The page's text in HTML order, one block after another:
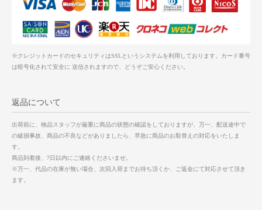
※クレジットカードのセキュリティはSSLというシステムを利用しております。カード番号
は暗号化されて安全に 送信されますので、どうぞご安心ください。
返品について
出荷前に、検品スタッフが厳重に商品の状態の確認をしておりますが、万一、配送途中で
の破損事故、商品の不良などがありましたら、早急に商品のお取替えの対応をいたしま
す。
商品到着後、7日以内にご連絡くださいませ。
※万一、代品の在庫が無い場合、次回入荷までお待ち頂くか、ご返金にて対応させて頂き
ます。